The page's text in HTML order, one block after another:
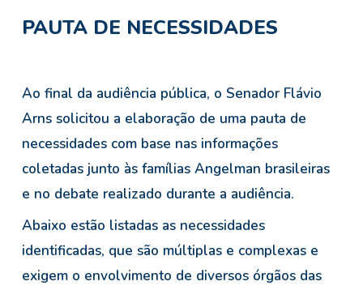
PAUTA DE NECESSIDADES
Ao final da audiência pública, o Senador Flávio
Arns solicitou a elaboração de uma pauta de
necessidades com base nas informações
coletadas junto às famílias Angelman brasileiras
e no debate realizado durante a audiência.
Abaixo estão listadas as necessidades
identificadas, que são múltiplas e complexas e
exigem o envolvimento de diversos órgãos das